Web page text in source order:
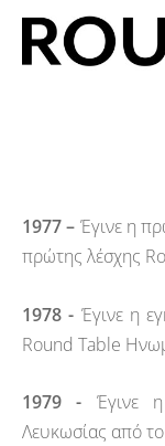
1977 – Έγινε η
πρώτης λέσχης
1978 - Έγινε η
Round Table
1979 - Έγινε
Λευκωσίας από